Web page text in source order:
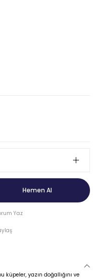
Hemen Al
Yaz
küpeler, yazın doğallığını ve